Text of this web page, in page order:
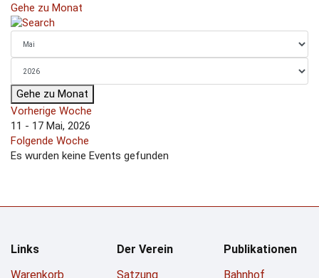
Gehe zu Monat
Gehe zu Monat
Vorherige Woche
11 - 17 Mai, 2026
Folgende Woche
Es wurden keine Events gefunden
Links
Warenkorb
Der Verein
Satzung
Publikationen
Bahnhof